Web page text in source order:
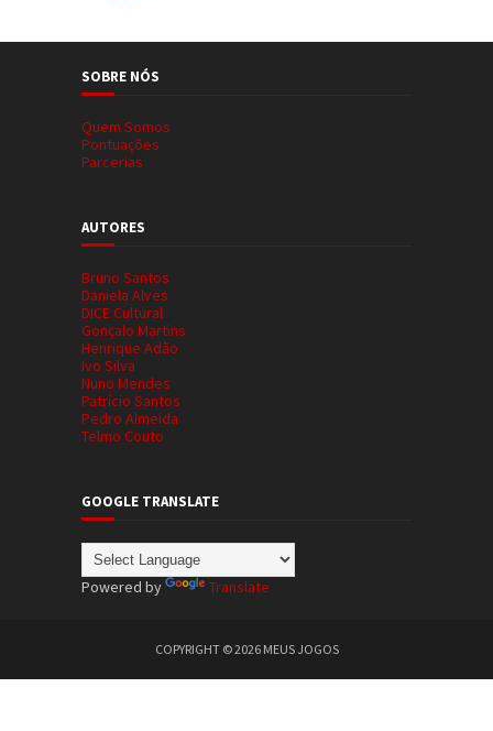
SOBRE NÓS
Quem Somos
Pontuações
Parcerias
AUTORES
Bruno Santos
Daniela Alves
DICE Cultural
Gonçalo Martins
Henrique Adão
Ivo Silva
Nuno Mendes
Patrício Santos
Pedro Almeida
Telmo Couto
GOOGLE TRANSLATE
Powered by Translate
COPYRIGHT ©2026 MEUS JOGOS